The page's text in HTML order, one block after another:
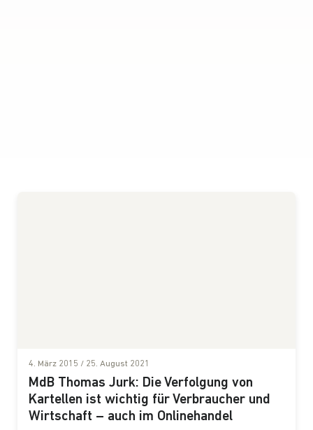
4. März 2015 / 25. August 2021
MdB Thomas Jurk: Die Verfolgung von
Kartellen ist wichtig für Verbraucher und
Wirtschaft – auch im Onlinehandel